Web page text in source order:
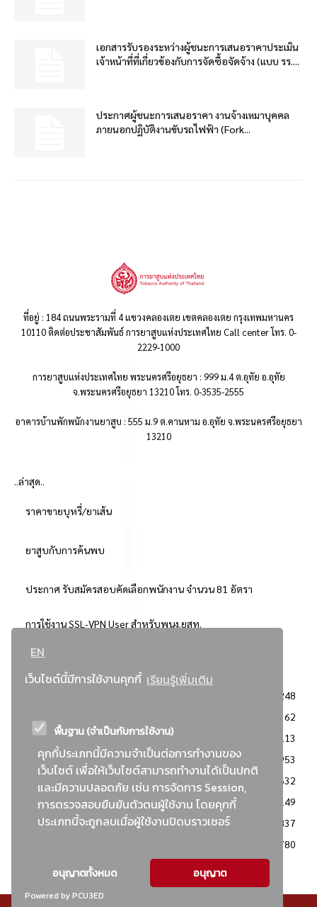
EN
เว็บไซต์นี้มีการใช้งานคุกกี้ เรียนรู้เพิ่มเติม
พื้นฐาน (จำเป็นกับการใช้งาน)
คุกกี้ประเภทนี้มีความจำเป็นต่อการทำงานของ
เว็บไซต์ เพื่อให้เว็บไซต์สามารถทำงานได้เป็นปกติ
และมีความปลอดภัย เช่น การจัดการ Session,
การตรวจสอบยืนยันตัวตนผู้ใช้งาน โดยคุกกี้
ประเภทนี้จะถูกลบเมื่อผู้ใช้งานปิดบราวเซอร์
อนุญาตทั้งหมด อนุญาต
Powered by PCU3ED
เอกสารรับรองระหว่างผู้ชนะการเสนอราคาประเมิน
เจ้าหน้าที่ที่เกี่ยวข้องกับการจัดซื้อจัดจ้าง (แบบ รร....
ประกาศผู้ชนะการเสนอราคา งานจ้างเหมาบุคคล
ภายนอกปฏิบัติงานขับรถไฟฟ้า (Fork...
ที่อยู่ : 184 ถนนพระรามที่ 4 แขวงคลองเตย เขตคลองเตย กรุงเทพมหานคร
10110 ติดต่อประชาสัมพันธ์ การยาสูบแห่งประเทศไทย Call center โทร. 0-
2229-1000
การยาสูบแห่งประเทศไทย พระนครศรีอยุธยา : 999 ม.4 ต.อุทัย อ.อุทัย
จ.พระนครศรีอยุธยา 13210 โทร. 0-3535-2555
อาคารบ้านพักพนักงานยาสูบ : 555 ม.9 ต.คานหาม อ.อุทัย จ.พระนครศรีอยุธยา
13210
..ล่าสุด..
ราคาขายบุหรี่/ยาเส้น
ยาสูบกับการค้นพบ
ประกาศ รับสมัครสอบคัดเลือกพนักงาน จำนวน 81 อัตรา
การใช้งาน SSL-VPN User สำหรับพนง.ยสท.
..ยอดนิยม..
3248
2362
: วิธีเฉพาะเจาะจง
2113
ข่าวสาร/ประกาศ
1953
: เอกสารส่งเสริมความโปร่งใสในการจัดซื้อจัดจ้าง
1632
ข่าวสารจัดซื้อจัดจ้าง
1149
: แผนการจัดซื้อจัดจ้าง
837
780